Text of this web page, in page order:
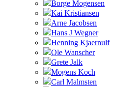
Borge Mogensen
Kai Kristiansen
Arne Jacobsen
Hans J Wegner
Henning Kjaernulf
Ole Wanscher
Grete Jalk
Mogens Koch
Carl Malmsten